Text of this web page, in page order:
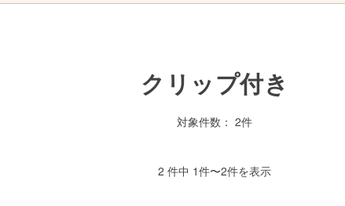
クリップ付き
対象件数： 2件
2 件中 1件〜2件を表示